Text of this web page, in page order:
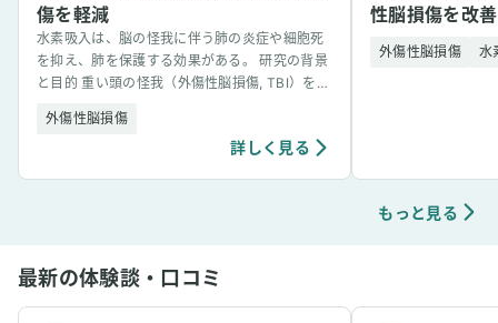
傷を軽減
水素吸入は、脳の怪我に伴う肺の炎症や細胞死
を抑え、肺を保護する効果がある。 研究の背景
と目的 重い頭の怪我（外傷性脳損傷, TBI）を負
性肺損傷）が及 [&hellip;]
外傷性脳損傷
詳しく見る
性脳損傷を改
外傷性脳損傷 水
もっと見る
最新の体験談・口コミ